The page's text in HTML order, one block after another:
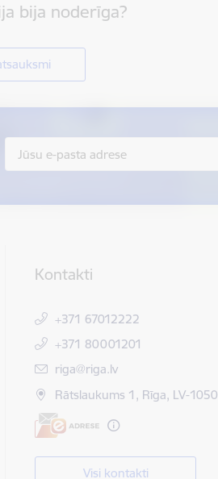
bija noderīga?
Kontakti
+371 67012222
+371 80001201
E-pasts:
riga@riga.lv
Rātslaukums 1, Rīga, LV-1050
Visi kontakti